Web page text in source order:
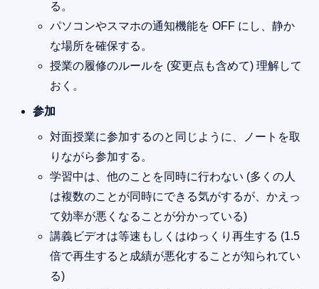
る。
パソコンやスマホの通知機能を OFF にし、静か
な場所を確保する。
授業の履修のルールを (変更点も含めて) 理解して
おく。
参加
対面授業に参加するのと同じように、ノートを取
りながら参加する。
学習中は、他のことを同時に行わない (多くの人
は複数のことが同時にできる気がするが、かえっ
て効率が悪くなることが分かっている)
講義ビデオは等速もしくはゆっくり再生する (1.5
倍で再生すると成績が悪化することが知られてい
る)